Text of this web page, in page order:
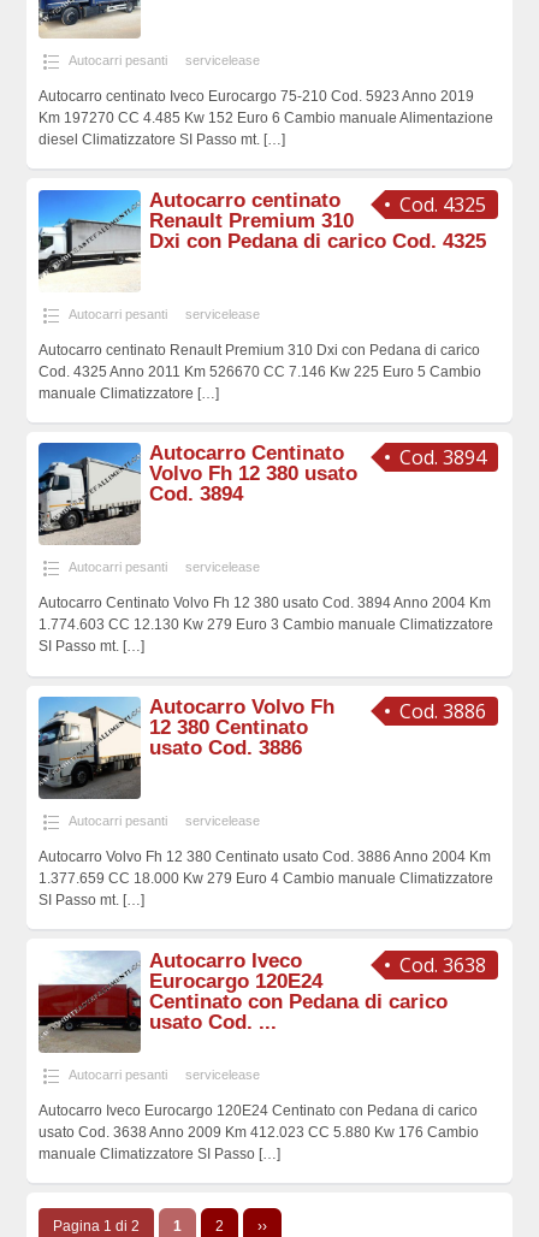
Autocarri pesanti servicelease
Autocarro centinato Iveco Eurocargo 75-210 Cod. 5923 Anno 2019
Km 197270 CC 4.485 Kw 152 Euro 6 Cambio manuale Alimentazione
diesel Climatizzatore SI Passo mt. […]
Cod. 4325
Autocarro centinato
Renault Premium 310
Dxi con Pedana di carico Cod. 4325
Autocarri pesanti servicelease
Autocarro centinato Renault Premium 310 Dxi con Pedana di carico
Cod. 4325 Anno 2011 Km 526670 CC 7.146 Kw 225 Euro 5 Cambio
manuale Climatizzatore […]
Cod. 3894
Autocarro Centinato
Volvo Fh 12 380 usato
Cod. 3894
Autocarri pesanti servicelease
Autocarro Centinato Volvo Fh 12 380 usato Cod. 3894 Anno 2004 Km
1.774.603 CC 12.130 Kw 279 Euro 3 Cambio manuale Climatizzatore
SI Passo mt. […]
Cod. 3886
Autocarro Volvo Fh
12 380 Centinato
usato Cod. 3886
Autocarri pesanti servicelease
Autocarro Volvo Fh 12 380 Centinato usato Cod. 3886 Anno 2004 Km
1.377.659 CC 18.000 Kw 279 Euro 4 Cambio manuale Climatizzatore
SI Passo mt. […]
Cod. 3638
Autocarro Iveco
Eurocargo 120E24
Centinato con Pedana di carico
usato Cod. ...
Autocarri pesanti servicelease
Autocarro Iveco Eurocargo 120E24 Centinato con Pedana di carico
usato Cod. 3638 Anno 2009 Km 412.023 CC 5.880 Kw 176 Cambio
manuale Climatizzatore SI Passo […]
Pagina 1 di 2 1 2 ››